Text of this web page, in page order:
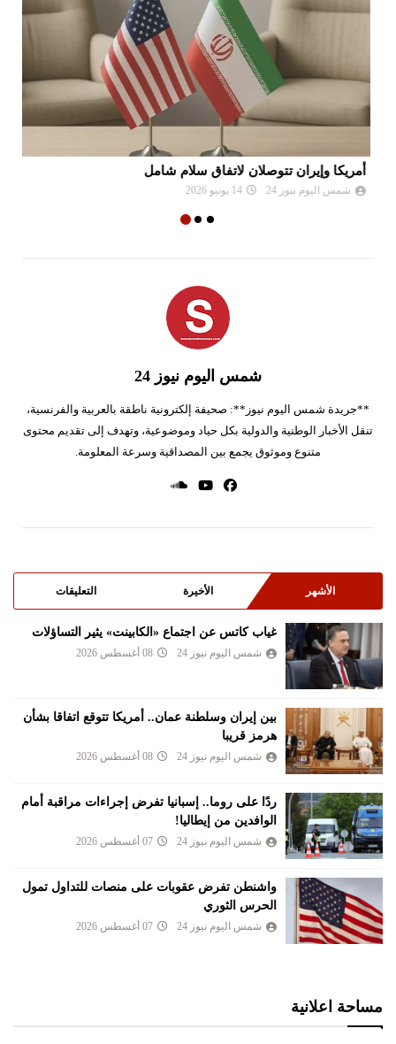
أمريكا وإيران تتوصلان لاتفاق سلام شامل
شمس اليوم نيوز 24 14 يونيو 2026
شمس اليوم نيوز 24
**جريدة شمس اليوم نيوز**: صحيفة إلكترونية ناطقة بالعربية والفرنسية،
تنقل الأخبار الوطنية والدولية بكل حياد وموضوعية، وتهدف إلى تقديم محتوى
متنوع وموثوق يجمع بين المصداقية وسرعة المعلومة.
الأشهر الأخيرة التعليقات
غياب كاتس عن اجتماع «الكابينت» يثير التساؤلات
شمس اليوم نيوز 24 08 أغسطس 2026
بين إيران وسلطنة عمان.. أمريكا تتوقع اتفاقا بشأن
هرمز قريبا
شمس اليوم نيوز 24 08 أغسطس 2026
ردًا على روما.. إسبانيا تفرض إجراءات مراقبة أمام
الوافدين من إيطاليا!
شمس اليوم نيوز 24 07 أغسطس 2026
واشنطن تفرض عقوبات على منصات للتداول تمول
الحرس الثوري
شمس اليوم نيوز 24 07 أغسطس 2026
مساحة اعلانية